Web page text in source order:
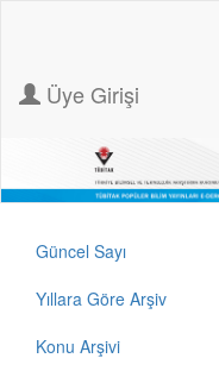
Üye Girişi
Güncel Sayı
Yıllara Göre Arşiv
Konu Arşivi